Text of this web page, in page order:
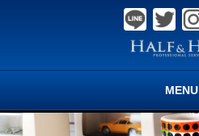
MENU